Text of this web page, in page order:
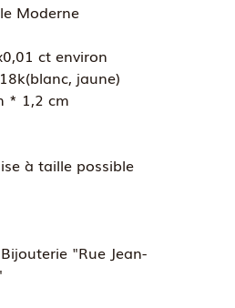
Moderne
ct environ
jaune)
* 1,2 cm
à taille possible
Bijouterie "Rue Jean-